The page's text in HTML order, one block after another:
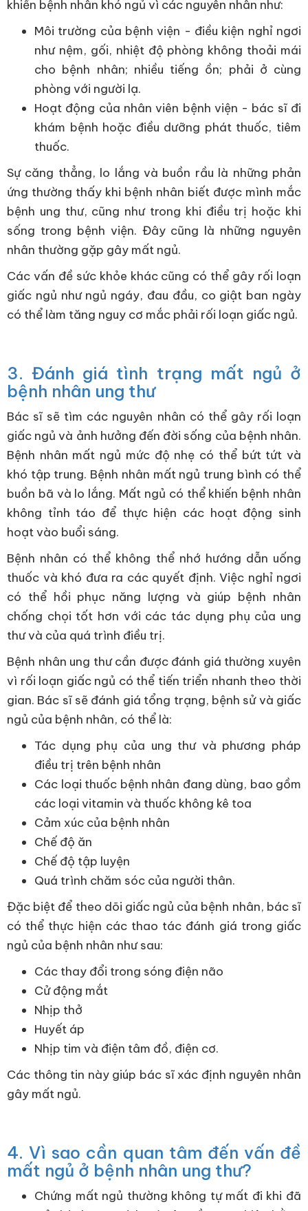
khiến bệnh nhân khó ngủ vì các nguyên nhân như:
Môi trường của bệnh viện - điều kiện nghỉ ngơi
như nệm, gối, nhiệt độ phòng không thoải mái
cho bệnh nhân; nhiều tiếng ồn; phải ở cùng
phòng với người lạ.
Hoạt động của nhân viên bệnh viện - bác sĩ đi
khám bệnh hoặc điều dưỡng phát thuốc, tiêm
thuốc.
Sự căng thẳng, lo lắng và buồn rầu là những phản
ứng thường thấy khi bệnh nhân biết được mình mắc
bệnh ung thư, cũng như trong khi điều trị hoặc khi
sống trong bệnh viện. Đây cũng là những nguyên
nhân thường gặp gây mất ngủ.
Các vấn đề sức khỏe khác cũng có thể gây rối loạn
giấc ngủ như ngủ ngáy, đau đầu, co giật ban ngày
có thể làm tăng nguy cơ mắc phải rối loạn giấc ngủ.
3. Đánh giá tình trạng mất ngủ ở
bệnh nhân ung thư
Bác sĩ sẽ tìm các nguyên nhân có thể gây rối loạn
giấc ngủ và ảnh hưởng đến đời sống của bệnh nhân.
Bệnh nhân mất ngủ mức độ nhẹ có thể bứt tứt và
khó tập trung. Bệnh nhân mất ngủ trung bình có thể
buồn bã và lo lắng. Mất ngủ có thể khiến bệnh nhân
không tỉnh táo để thực hiện các hoạt động sinh
hoạt vào buổi sáng.
Bệnh nhân có thể không thể nhớ hướng dẫn uống
thuốc và khó đưa ra các quyết định. Việc nghỉ ngơi
có thể hồi phục năng lượng và giúp bệnh nhân
chống chọi tốt hơn với các tác dụng phụ của ung
thư và của quá trình điều trị.
Bệnh nhân ung thư cần được đánh giá thường xuyên
vì rối loạn giấc ngủ có thể tiến triển nhanh theo thời
gian. Bác sĩ sẽ đánh giá tổng trạng, bệnh sử và giấc
ngủ của bệnh nhân, có thể là:
Tác dụng phụ của ung thư và phương pháp
điều trị trên bệnh nhân
Các loại thuốc bệnh nhân đang dùng, bao gồm
các loại vitamin và thuốc không kê toa
Cảm xúc của bệnh nhân
Chế độ ăn
Chế độ tập luyện
Quá trình chăm sóc của người thân.
Đặc biệt để theo dõi giấc ngủ của bệnh nhân, bác sĩ
có thể thực hiện các thao tác đánh giá trong giấc
ngủ của bệnh nhân như sau:
Các thay đổi trong sóng điện não
Cử động mắt
Nhịp thở
Huyết áp
Nhịp tim và điện tâm đồ, điện cơ.
Các thông tin này giúp bác sĩ xác định nguyên nhân
gây mất ngủ.
4. Vì sao cần quan tâm đến vấn đề
mất ngủ ở bệnh nhân ung thư?
Chứng mất ngủ thường không tự mất đi khi đã